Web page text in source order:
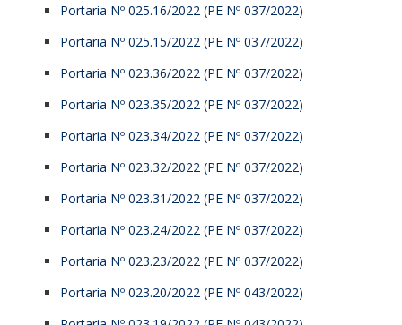
Portaria Nº 025.16/2022 (PE Nº 037/2022)
Portaria Nº 025.15/2022 (PE Nº 037/2022)
Portaria Nº 023.36/2022 (PE Nº 037/2022)
Portaria Nº 023.35/2022 (PE Nº 037/2022)
Portaria Nº 023.34/2022 (PE Nº 037/2022)
Portaria Nº 023.32/2022 (PE Nº 037/2022)
Portaria Nº 023.31/2022 (PE Nº 037/2022)
Portaria Nº 023.24/2022 (PE Nº 037/2022)
Portaria Nº 023.23/2022 (PE Nº 037/2022)
Portaria Nº 023.20/2022 (PE Nº 043/2022)